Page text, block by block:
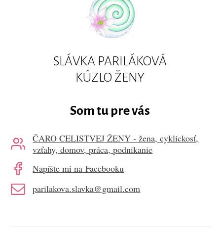
SLÁVKA PARILÁKOVÁ
KÚZLO ŽENY
Som tu pre vás
ČARO CELISTVEJ ŽENY - žena, cyklickosť,
vzťahy, domov, práca, podnikanie
Napíšte mi na Facebooku
parilakova.slavka@gmail.com